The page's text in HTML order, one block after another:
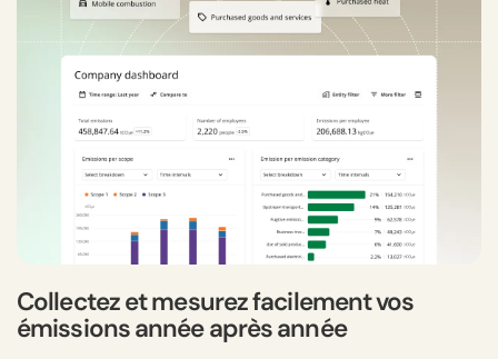
Collectez et mesurez facilement vos
émissions année après année